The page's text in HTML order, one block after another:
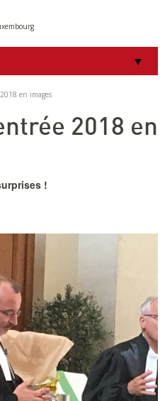
en images
2018 en
!